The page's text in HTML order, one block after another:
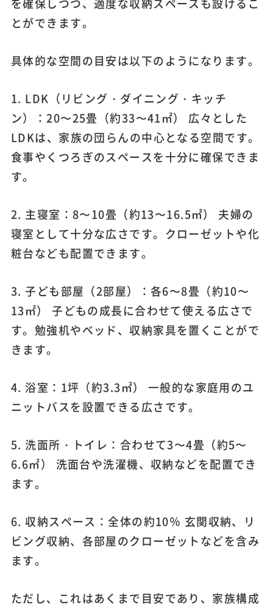
を確保しつつ、適度な収納スペースも設けるこ
とができます。
具体的な空間の目安は以下のようになります。
1. LDK（リビング・ダイニング・キッチ
ン）：20〜25畳（約33〜41㎡） 広々とした
LDKは、家族の団らんの中心となる空間です。
食事やくつろぎのスペースを十分に確保できま
す。
2. 主寝室：8〜10畳（約13〜16.5㎡） 夫婦の
寝室として十分な広さです。クローゼットや化
粧台なども配置できます。
3. 子ども部屋（2部屋）：各6〜8畳（約10〜
13㎡） 子どもの成長に合わせて使える広さで
す。勉強机やベッド、収納家具を置くことがで
きます。
4. 浴室：1坪（約3.3㎡） 一般的な家庭用のユ
ニットバスを設置できる広さです。
5. 洗面所・トイレ：合わせて3〜4畳（約5〜
6.6㎡） 洗面台や洗濯機、収納などを配置でき
ます。
6. 収納スペース：全体の約10％ 玄関収納、リ
ビング収納、各部屋のクローゼットなどを含み
ます。
ただし、これはあくまで目安であり、家族構成